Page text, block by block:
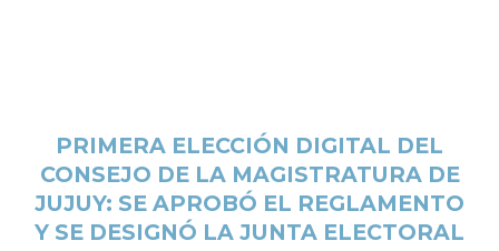
PRIMERA ELECCIÓN DIGITAL DEL
CONSEJO DE LA MAGISTRATURA DE
JUJUY: SE APROBÓ EL REGLAMENTO
Y SE DESIGNÓ LA JUNTA ELECTORAL